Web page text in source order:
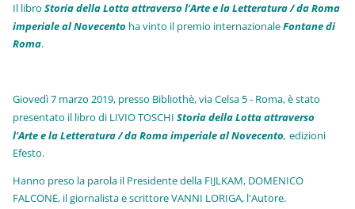
Il libroStoria della Lotta attraverso l'Arte e la Letteratura / da Roma
imperiale al Novecento ha vinto il premio internazionaleFontane di
Roma.
Giovedì 7 marzo 2019, presso Bibliothè, via Celsa 5 - Roma, è stato
presentato il libro di LIVIO TOSCHIStoria della Lotta attraverso
l'Arte e la Letteratura / da Roma imperiale al Novecento, edizioni
Efesto.
Hanno preso la parola il Presidente della FIJLKAM, DOMENICO
FALCONE, il giornalista e scrittore VANNI LORIGA, l'Autore.